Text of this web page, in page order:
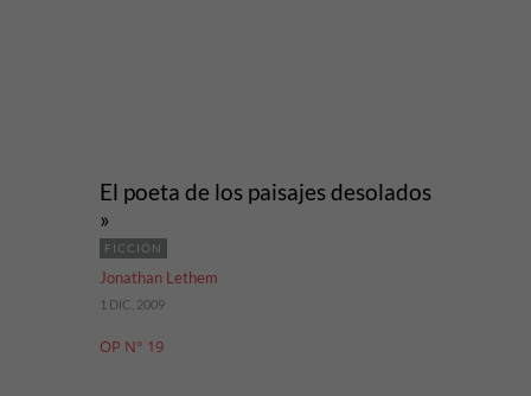
El poeta de los paisajes desolados
»
FICCIÓN
Jonathan Lethem
1 DIC, 2009
OP N° 19